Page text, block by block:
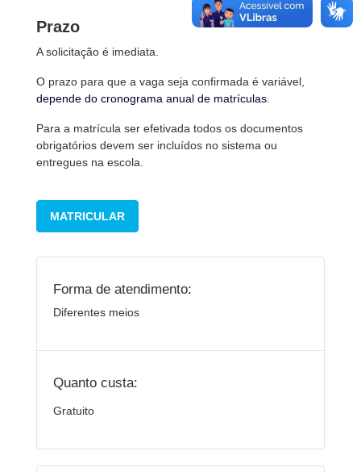
Prazo
A solicitação é imediata.
O prazo para que a vaga seja confirmada é variável,
depende do cronograma anual de matrículas.
Para a matrícula ser efetivada todos os documentos
obrigatórios devem ser incluídos no sistema ou
entregues na escola.
MATRICULAR
Forma de atendimento:
Diferentes meios
Quanto custa:
Gratuito